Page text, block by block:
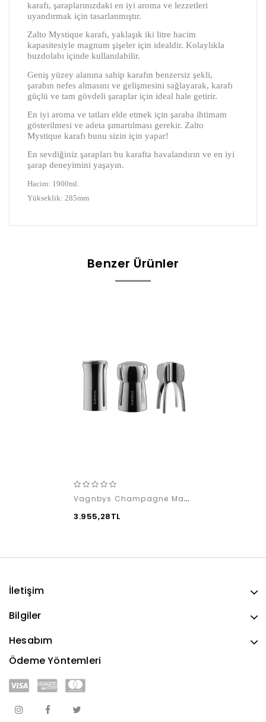
karafı, şaraplarınızdaki en iyi aroma ve lezzetleri
uyandırmak için tasarlanmıştır.
Zalto Mystique karafı, yaklaşık iki litre hacim
kapasitesiyle magnum şişeler için idealdir. Kolaylıkla
buzdolabı içinde kullanılabilir.
Geniş yüzey alanına sahip karafın benzersiz şekli,
şarabın nefes almasını ve gelişmesini sağlayarak, karafı
güçlü ve tam gövdeli şaraplar için ideal hale getirir.
En iyi aroma ve tatları elde etmek için şaraba ihtimam
gösterilmesi ve adeta şımartılması gerekir. Zalto
Mystique karafı bunu sizin için yapar!
En sevdiğiniz şarapları bu karafta havalandırın ve en iyi
şarap deneyimini yaşayın.
Hacim: 1900ml.
Yükseklik: 285mm
Benzer Ürünler
Vagnbys Champagne Master Tools
3.955,28TL
İletişim
Bilgiler
Hesabım
Ödeme Yöntemleri